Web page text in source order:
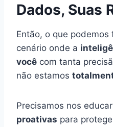
Dados, Suas
Então, o que
cenário onde a
você com tanta
não estamos
Precisamos nos
proativas para